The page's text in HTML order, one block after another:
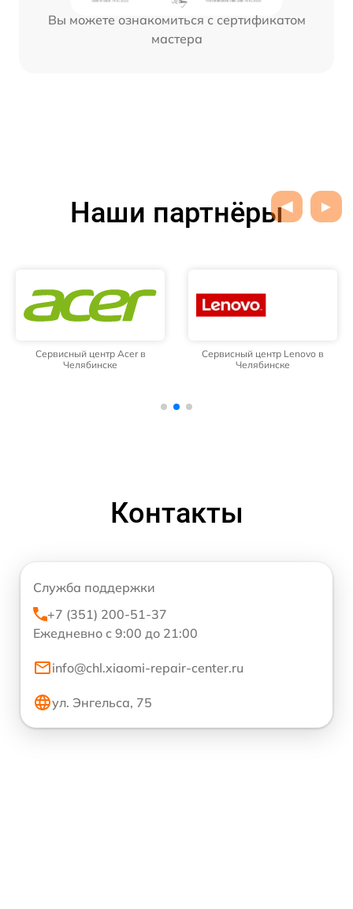
Вы можете ознакомиться с сертификатом
мастера
Наши партнёры
Сервисный центр Acer в
Челябинске
Сервисный центр Lenovo в
Челябинске
Контакты
Служба поддержки
+7 (351) 200-51-37
Ежедневно с 9:00 до 21:00
info@chl.xiaomi-repair-center.ru
ул. Энгельса, 75